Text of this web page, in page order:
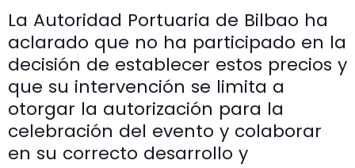
La Autoridad Portuaria de Bilbao ha
aclarado que no ha participado en la
decisión de establecer estos precios y
que su intervención se limita a
otorgar la autorización para la
celebración del evento y colaborar
en su correcto desarrollo y